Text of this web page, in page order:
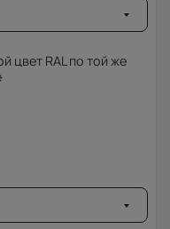
цвет RAL по той же